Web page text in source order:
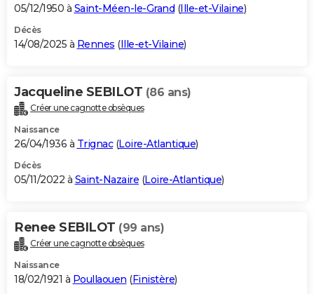
GUIDES D'ACHAT
BONS PLANS
Carte de Noël
Carte Bonne année
Carte Saint-Valentin
Carte Pâques
Carte d'anniversaire
DICTIONNAIRE
Dictionnaire
Biographies
Citations
Expressions
Proverbes
PROGRAMME TV
S'inscrire
Se connecter
Lycées
Collèges
Primaires
Universités
Entreprises
Service militaire
Avis de recherche
AVIS DE DÉCÈS
Bricolage
Lifestyle
Culture
Sport
Auto
Television
Voyage
Cinema
05/12/1950 à Saint-Méen-le-Grand (Ille-et-Vilaine)
Décès
14/08/2025 à Rennes (Ille-et-Vilaine)
Jacqueline SEBILOT (86 ans)
Créer une cagnotte obsèques
Naissance
26/04/1936 à Trignac(Loire-Atlantique)
Décès
05/11/2022 à Saint-Nazaire (Loire-Atlantique)
Renee SEBILOT (99 ans)
Créer une cagnotte obsèques
Naissance
18/02/1921 à Poullaouen (Finistère)